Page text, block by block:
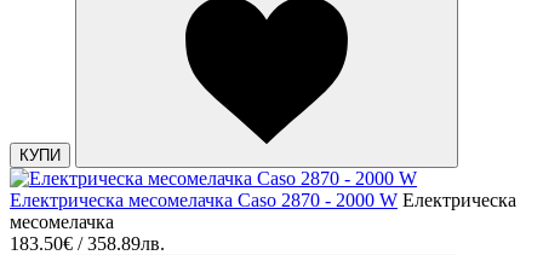
КУПИ
Електрическа месомелачка Caso 2870 - 2000 W Електрическа
месомелачка
183.50€ / 358.89лв.